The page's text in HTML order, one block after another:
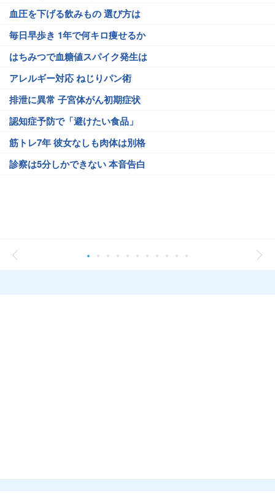
血圧を下げる飲みもの 選び方は
毎日早歩き 1年で何キロ痩せるか
はちみつで血糖値スパイク発生は
アレルギー対応 ねじりパン術
排泄に異常 子宮体がん初期症状
認知症予防で「避けたい食品」
筋トレ7年 彼女なしも肉体は別格
診察は5分しかできない 本音告白